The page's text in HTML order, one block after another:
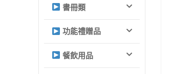
書冊類
功能禮贈品
餐飲用品